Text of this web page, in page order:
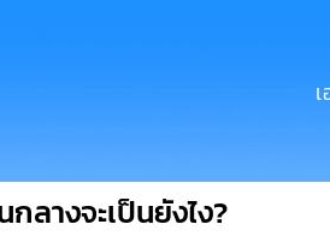
ลางจะเป็นยังไง?